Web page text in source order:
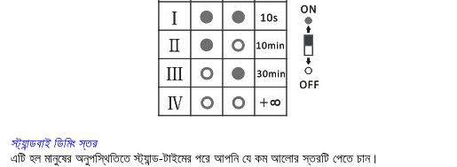
স্ট্যান্ডবাই ডিমিং স্তর
এটি হল মানুষের অনুপস্থিতিতে স্ট্যান্ড-টাইমের পরে আপনি যে কম আলোর স্তরটি পেতে চান।